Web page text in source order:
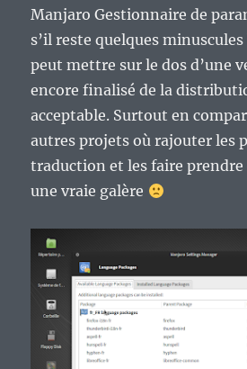
Manjaro Gestionnaire de
s’il reste quelques
peut mettre sur le dos d’une
encore finalisé de la
acceptable. Surtout en
autres projets où rajouter les
traduction et les faire prendre
une vraie galère